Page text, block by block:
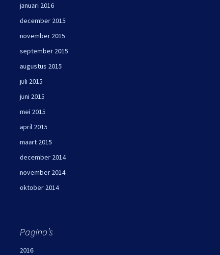
januari 2016
december 2015
november 2015
september 2015
augustus 2015
juli 2015
juni 2015
mei 2015
april 2015
maart 2015
december 2014
november 2014
oktober 2014
Pagina’s
2016